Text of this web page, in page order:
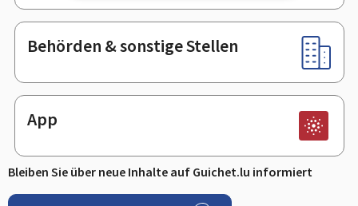
Behörden & sonstige Stellen
App
Bleiben Sie über neue Inhalte auf Guichet.lu informiert